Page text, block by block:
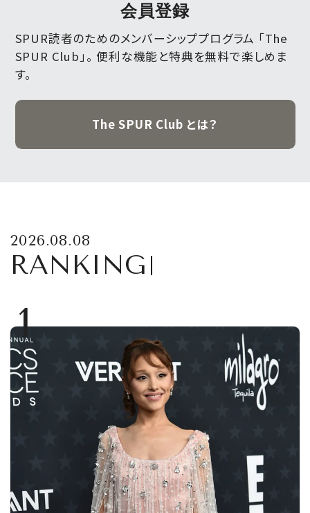
会員登録
SPUR読者のためのメンバーシッププログラム 「The
SPUR Club」。 便利な機能と特典を無料で楽しめま
す。
The SPUR Club とは？
2026.08.08
RANKING
1